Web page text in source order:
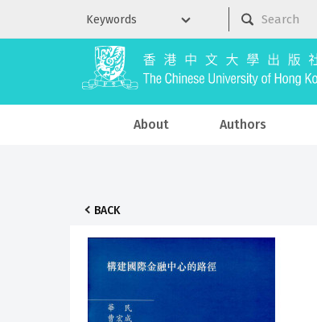
About Authors
BACK